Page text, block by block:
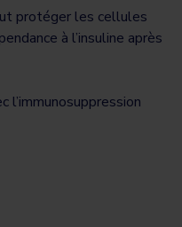
protéger les cellules
à l’insuline après